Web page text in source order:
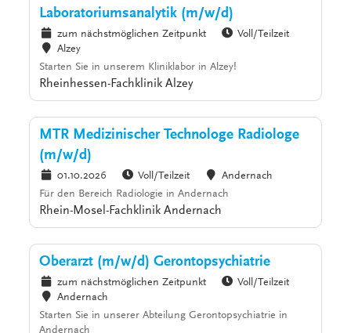
Laboratoriumsanalytik (m/w/d)
zum nächstmöglichen Zeitpunkt
Voll/Teilzeit
Alzey
Starten Sie in unserem Kliniklabor in Alzey!
Rheinhessen-Fachklinik Alzey
MTR Medizinischer Technologe Radiologe
(m/w/d)
01.10.2026 Voll/Teilzeit
Andernach
Für den Bereich Radiologie in Andernach
Rhein-Mosel-Fachklinik Andernach
Oberarzt (m/w/d) Gerontopsychiatrie
zum nächstmöglichen Zeitpunkt
Voll/Teilzeit
Andernach
Starten Sie in unserer Abteilung Gerontopsychiatrie in